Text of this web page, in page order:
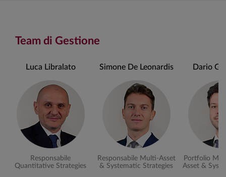
Team di Gestione
Luca Libralato
Responsabile
Quantitative Strategies
Simone De Leonardis
Responsabile Multi-Asset
& Systematic Strategies
Dario
Portfolio
Asset &